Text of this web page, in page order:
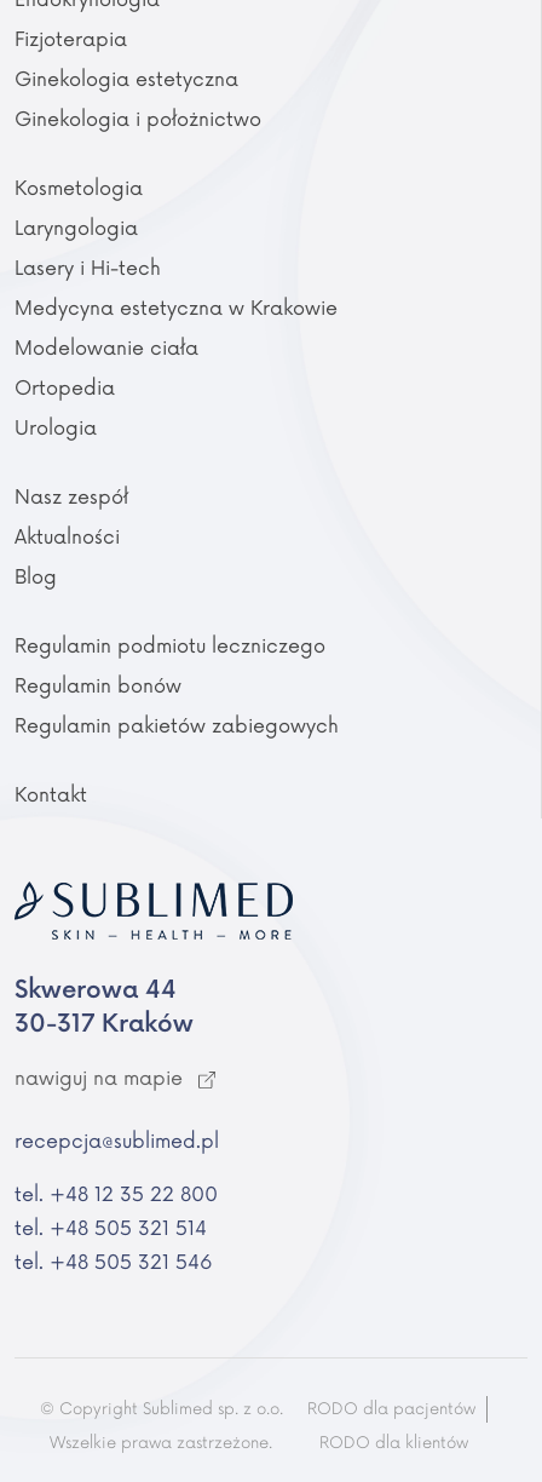
Fizjoterapia
Ginekologia estetyczna
Ginekologia i położnictwo
Kosmetologia
Laryngologia
Lasery i Hi-tech
Medycyna estetyczna w Krakowie
Modelowanie ciała
Ortopedia
Urologia
Nasz zespół
Aktualności
Blog
Regulamin podmiotu leczniczego
Regulamin bonów
Regulamin pakietów zabiegowych
Kontakt
Skwerowa 44
30-317 Kraków
nawiguj na mapie
recepcja@sublimed.pl
tel. +48 12 35 22 800
tel. +48 505 321 514
tel. +48 505 321 546
© Copyright Sublimed sp. z o.o.
Wszelkie prawa zastrzeżone.
RODO dla pacjentów
RODO dla klientów